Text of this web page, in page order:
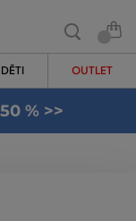
DĚTI OUTLET
% >>